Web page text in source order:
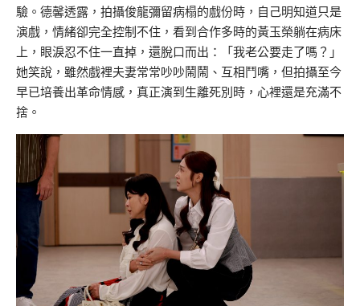
驗。德馨透露，拍攝俊龍彌留病榻的戲份時，自己明知道只是
演戲，情緒卻完全控制不住，看到合作多時的黃玉榮躺在病床
上，眼淚忍不住一直掉，還脫口而出：「我老公要走了嗎？」
她笑說，雖然戲裡夫妻常常吵吵鬧鬧、互相鬥嘴，但拍攝至今
早已培養出革命情感，真正演到生離死別時，心裡還是充滿不
捨。